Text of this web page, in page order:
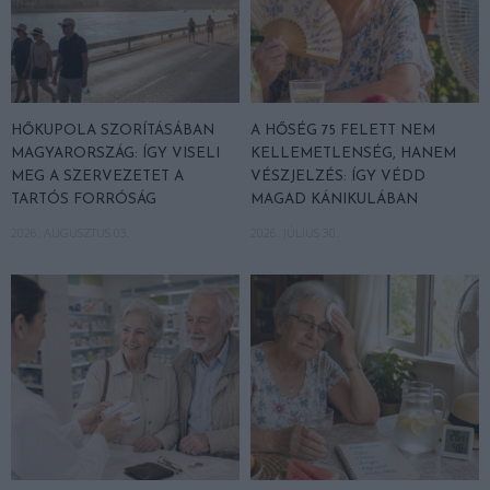
HŐKUPOLA SZORÍTÁSÁBAN
MAGYARORSZÁG: ÍGY VISELI
MEG A SZERVEZETET A
TARTÓS FORRÓSÁG
A HŐSÉG 75 FELETT NEM
KELLEMETLENSÉG, HANEM
VÉSZJELZÉS: ÍGY VÉDD
MAGAD KÁNIKULÁBAN